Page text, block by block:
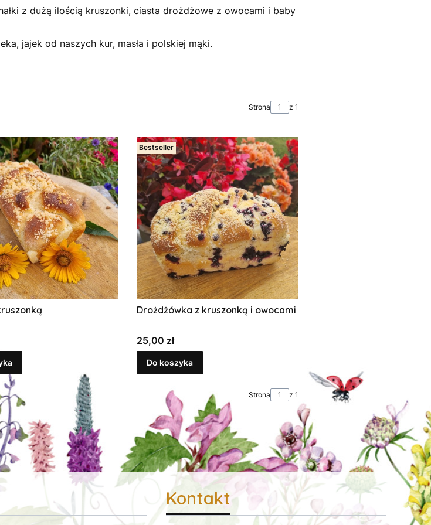
z dużą ilością kruszonki, ciasta drożdżowe z owocami i baby
jajek od naszych kur, masła i polskiej mąki.
Strona z 1
Bestseller
Drożdżówka z kruszonką i owocami
Cena
25,00 zł
Do koszyka
Strona z 1
Kontakt